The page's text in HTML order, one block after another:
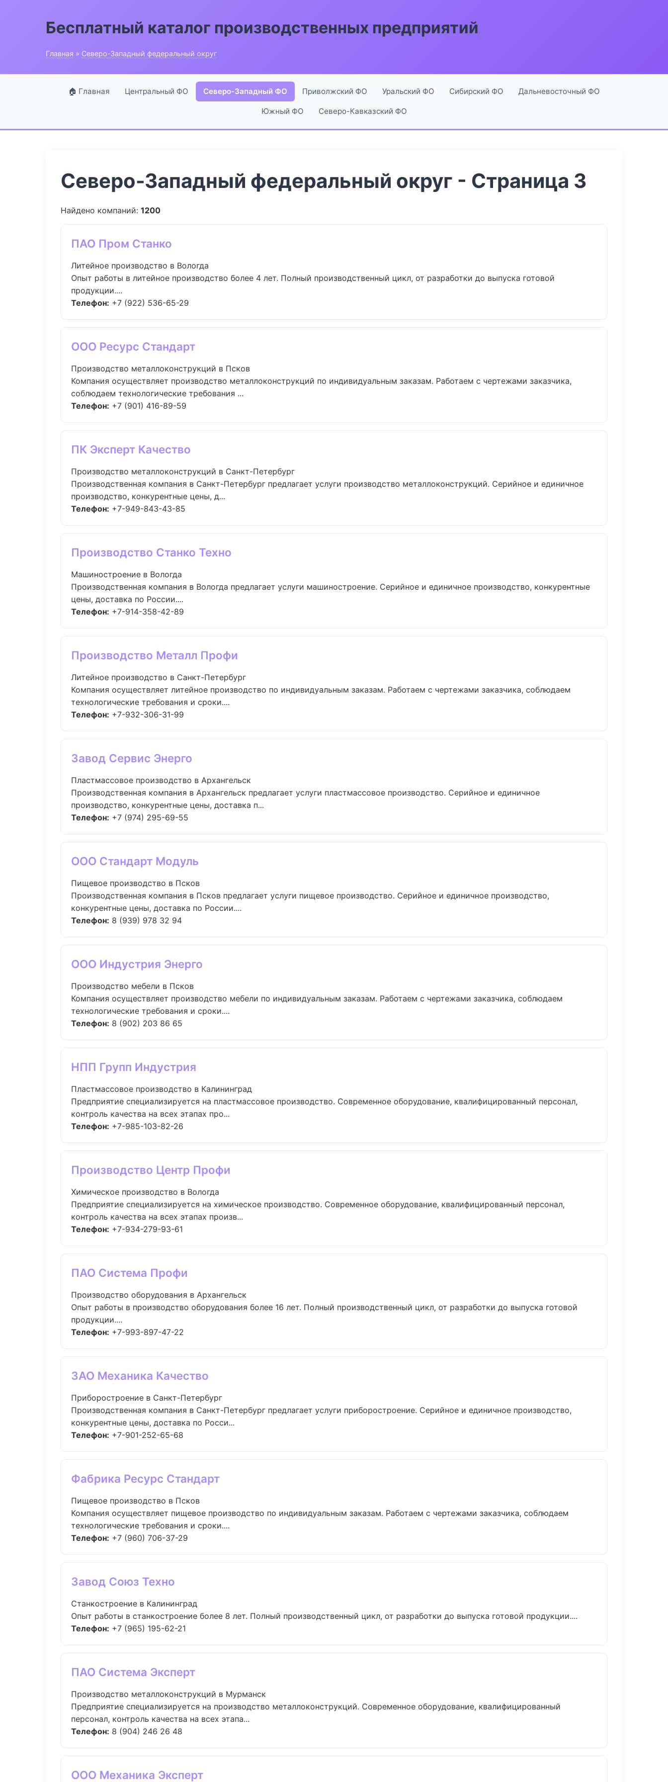
Бесплатный каталог производственных предприятий
Главная » Северо-Западный федеральный округ
🏠 Главная Центральный ФО Северо-Западный ФО Приволжский ФО Уральский ФО Сибирский ФО Дальневосточный ФО
Южный ФО Северо-Кавказский ФО
Северо-Западный федеральный округ - Страница 3
Найдено компаний: 1200
ПАО Пром Станко
Литейное производство в Вологда
Опыт работы в литейное производство более 4 лет. Полный производственный цикл, от разработки до выпуска готовой
продукции....
Телефон: +7 (922) 536-65-29
ООО Ресурс Стандарт
Производство металлоконструкций в Псков
Компания осуществляет производство металлоконструкций по индивидуальным заказам. Работаем с чертежами заказчика,
соблюдаем технологические требования ...
Телефон: +7 (901) 416-89-59
ПК Эксперт Качество
Производство металлоконструкций в Санкт-Петербург
Производственная компания в Санкт-Петербург предлагает услуги производство металлоконструкций. Серийное и единичное
производство, конкурентные цены, д...
Телефон: +7-949-843-43-85
Производство Станко Техно
Машиностроение в Вологда
Производственная компания в Вологда предлагает услуги машиностроение. Серийное и единичное производство, конкурентные
цены, доставка по России....
Телефон: +7-914-358-42-89
Производство Металл Профи
Литейное производство в Санкт-Петербург
Компания осуществляет литейное производство по индивидуальным заказам. Работаем с чертежами заказчика, соблюдаем
технологические требования и сроки....
Телефон: +7-932-306-31-99
Завод Сервис Энерго
Пластмассовое производство в Архангельск
Производственная компания в Архангельск предлагает услуги пластмассовое производство. Серийное и единичное
производство, конкурентные цены, доставка п...
Телефон: +7 (974) 295-69-55
ООО Стандарт Модуль
Пищевое производство в Псков
Производственная компания в Псков предлагает услуги пищевое производство. Серийное и единичное производство,
конкурентные цены, доставка по России....
Телефон: 8 (939) 978 32 94
ООО Индустрия Энерго
Производство мебели в Псков
Компания осуществляет производство мебели по индивидуальным заказам. Работаем с чертежами заказчика, соблюдаем
технологические требования и сроки....
Телефон: 8 (902) 203 86 65
НПП Групп Индустрия
Пластмассовое производство в Калининград
Предприятие специализируется на пластмассовое производство. Современное оборудование, квалифицированный персонал,
контроль качества на всех этапах про...
Телефон: +7-985-103-82-26
Производство Центр Профи
Химическое производство в Вологда
Предприятие специализируется на химическое производство. Современное оборудование, квалифицированный персонал,
контроль качества на всех этапах произв...
Телефон: +7-934-279-93-61
ПАО Система Профи
Производство оборудования в Архангельск
Опыт работы в производство оборудования более 16 лет. Полный производственный цикл, от разработки до выпуска готовой
продукции....
Телефон: +7-993-897-47-22
ЗАО Механика Качество
Приборостроение в Санкт-Петербург
Производственная компания в Санкт-Петербург предлагает услуги приборостроение. Серийное и единичное производство,
конкурентные цены, доставка по Росси...
Телефон: +7-901-252-65-68
Фабрика Ресурс Стандарт
Пищевое производство в Псков
Компания осуществляет пищевое производство по индивидуальным заказам. Работаем с чертежами заказчика, соблюдаем
технологические требования и сроки....
Телефон: +7 (960) 706-37-29
Завод Союз Техно
Станкостроение в Калининград
Опыт работы в станкостроение более 8 лет. Полный производственный цикл, от разработки до выпуска готовой продукции....
Телефон: +7 (965) 195-62-21
ПАО Система Эксперт
Производство металлоконструкций в Мурманск
Предприятие специализируется на производство металлоконструкций. Современное оборудование, квалифицированный
персонал, контроль качества на всех этапа...
Телефон: 8 (904) 246 26 48
ООО Механика Эксперт